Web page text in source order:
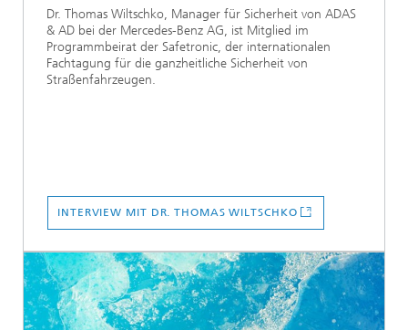
Dr. Thomas Wiltschko, Manager für Sicherheit von ADAS
& AD bei der Mercedes-Benz AG, ist Mitglied im
Programmbeirat der Safetronic, der internationalen
Fachtagung für die ganzheitliche Sicherheit von
Straßenfahrzeugen.
INTERVIEW MIT DR. THOMAS WILTSCHKO